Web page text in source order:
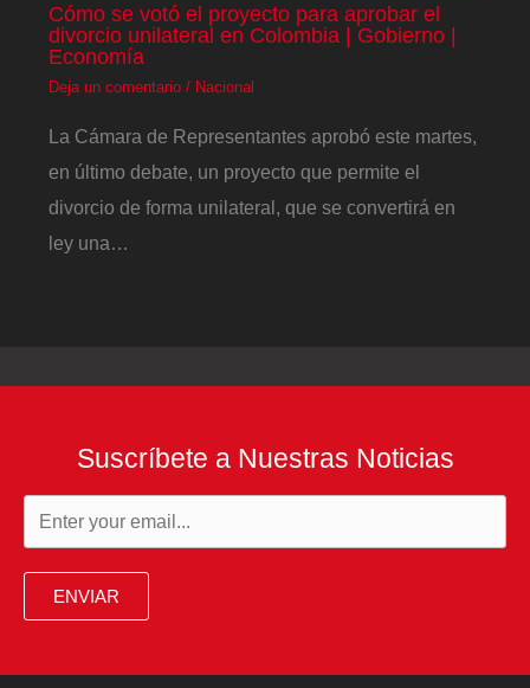
Cómo se votó el proyecto para aprobar el
divorcio unilateral en Colombia | Gobierno |
Economía
Deja un comentario / Nacional
La Cámara de Representantes aprobó este martes,
en último debate, un proyecto que permite el
divorcio de forma unilateral, que se convertirá en
ley una…
Suscríbete a Nuestras Noticias
ENVIAR